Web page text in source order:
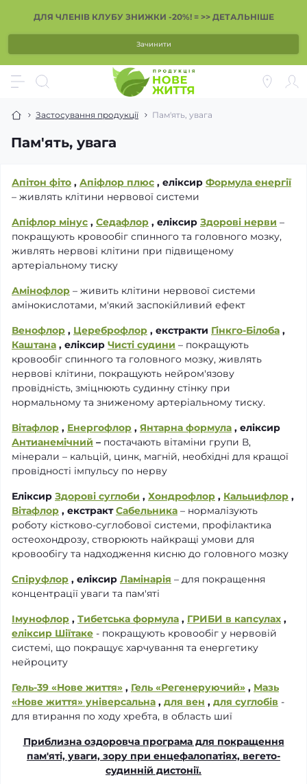
ДЛЯ ЧЛЕНІВ КЛУБУ ЗНИЖКИ -20%! = >> ДЕТАЛЬНІШЕ
Зачинити
Застосування продукції Пам'ять, увага
Пам'ять, увага
Апітон фіто , Апіфлор плюс , еліксир Формула енергії
– живлять клітини нервової системи
Апіфлор мінус , Седафлор , еліксир Здорові нерви –
покращують кровообіг спинного та головного мозку,
живлять нервові клітини при підвищеному
артеріальному тиску
Амінофлор – живить клітини нервової системи
амінокислотами, м'який заспокійливий ефект
Венофлор , Цереброфлор , екстракти Гінкго-Білоба ,
Каштана , еліксир Чисті судини – покращують
кровообіг спинного та головного мозку, живлять
нервові клітини, покращують нейром'язову
провідність, зміцнюють судинну стінку при
нормальному та зниженому артеріальному тиску.
Вітафлор , Енергофлор , Янтарна формула , еліксир
Антианемічний – постачають вітаміни групи В,
мінерали – кальцій, цинк, магній, необхідні для кращої
провідності імпульсу по нерву
Еліксир Здорові суглоби , Хондрофлор , Кальцифлор ,
Вітафлор , екстрактСабельника – нормалізують
роботу кістково-суглобової системи, профілактика
остеохондрозу, створюють найкращі умови для
кровообігу та надходження кисню до головного мозку
Спіруфлор , еліксир Ламінарія – для покращення
концентрації уваги та пам'яті
Імунофлор , Тибетська формула , ГРИБИ в капсулах ,
еліксир Шіїтаке - покращують кровообіг у нервовій
системі, що покращує харчування та енергетику
нейроциту
Гель-39 «Нове життя» , Гель «Регенеруючий» , Мазь
«Нове життя» універсальна , для вен , для суглобів -
для втирання по ходу хребта, в область шиї
Приблизна оздоровча програма для покращення
пам'яті, уваги, зору при енцефалопатіях, вегето-
судинній дистонії.